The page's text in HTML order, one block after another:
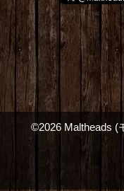
©2026 Maltheads (